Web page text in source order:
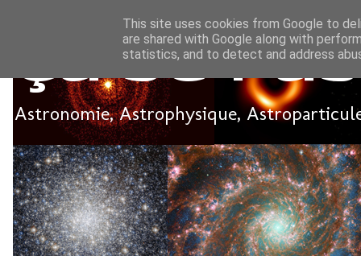
Ça se
Astronomie, Astrophysique,
This site uses cookies from Google to
are shared with Google along with
statistics, and to detect and address